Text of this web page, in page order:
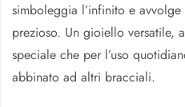
simboleggia l’infinito e
prezioso. Un gioiello versatile,
speciale che per l’uso
abbinato ad altri bracciali.